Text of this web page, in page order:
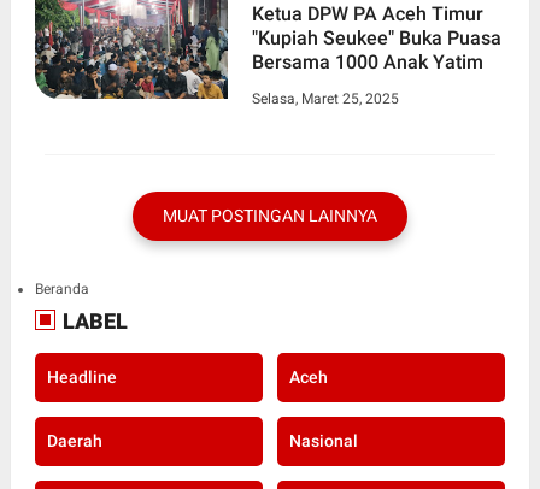
Ketua DPW PA Aceh Timur
"Kupiah Seukee" Buka Puasa
Bersama 1000 Anak Yatim
Selasa, Maret 25, 2025
MUAT POSTINGAN LAINNYA
Beranda
LABEL
Headline Aceh
Daerah Nasional